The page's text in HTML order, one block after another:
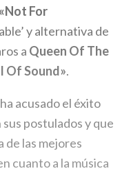
«Not For
y alternativa de
a Queen Of The
Of Sound».
acusado el éxito
postulados y que
de las mejores
cuanto a la música